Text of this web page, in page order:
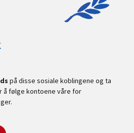
på disse sosiale koblingene og ta
å følge kontoene våre for